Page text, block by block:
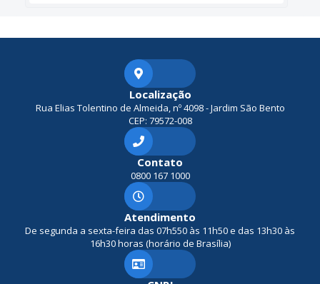
Localização
Rua Elias Tolentino de Almeida, nº 4098 - Jardim São Bento
CEP: 79572-008
Contato
0800 167 1000
Atendimento
De segunda a sexta-feira das 07h550 às 11h50 e das 13h30 às
16h30 horas (horário de Brasília)